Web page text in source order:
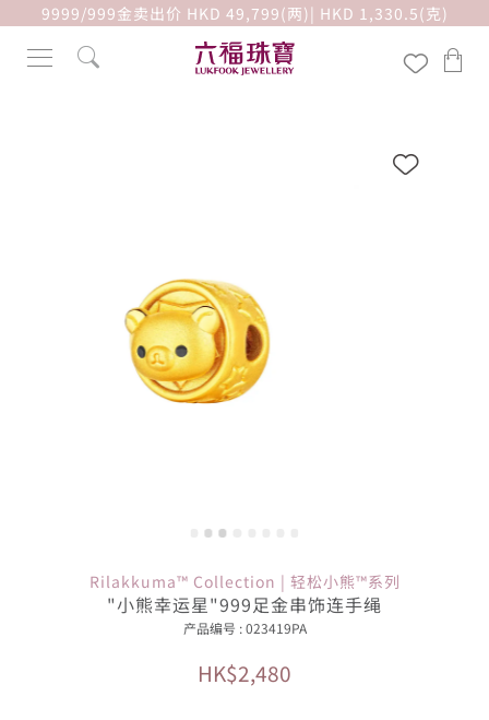
9999/999金卖出价 HKD 49,799(两)| HKD 1,330.5(克)
Rilakkuma™ Collection | 轻松小熊™系列
"小熊幸运星"999足金串饰连手绳
产品编号 : 023419PA
HK$2,480